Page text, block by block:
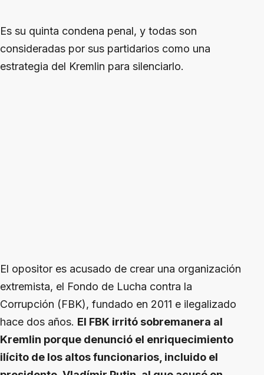
Es su quinta condena penal, y todas son
consideradas por sus partidarios como una
estrategia del Kremlin para silenciarlo.
El opositor es acusado de crear una organización
extremista, el Fondo de Lucha contra la
Corrupción (FBK), fundado en 2011 e ilegalizado
hace dos años. El FBK irritó sobremanera al
Kremlin porque denunció el enriquecimiento
ilícito de los altos funcionarios, incluido el